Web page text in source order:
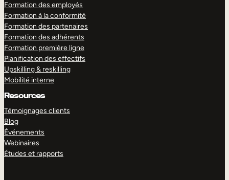
Formation des employés
Formation à la conformité
Formation des partenaires
Formation des adhérents
Formation première ligne
Planification des effectifs
Upskilling & reskilling
Mobilité interne
Resources
Témoignages clients
Blog
Événements
Webinaires
Études et rapports